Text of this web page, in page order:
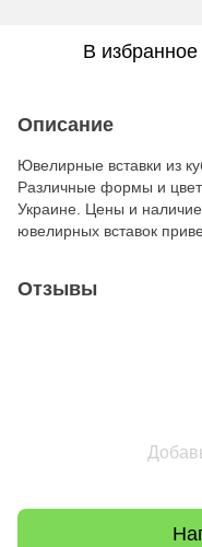
В избранное
Описание
Ювелирные вставки из
Различные формы и
Украине. Цены и
ювелирных вставок
Отзывы